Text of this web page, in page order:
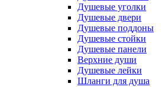
Душевые уголки
Душевые двери
Душевые поддоны
Душевые стойки
Душевые панели
Верхние души
Душевые лейки
Шланги для душа